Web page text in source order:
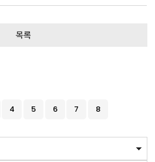
목록
4 5 6 7 8